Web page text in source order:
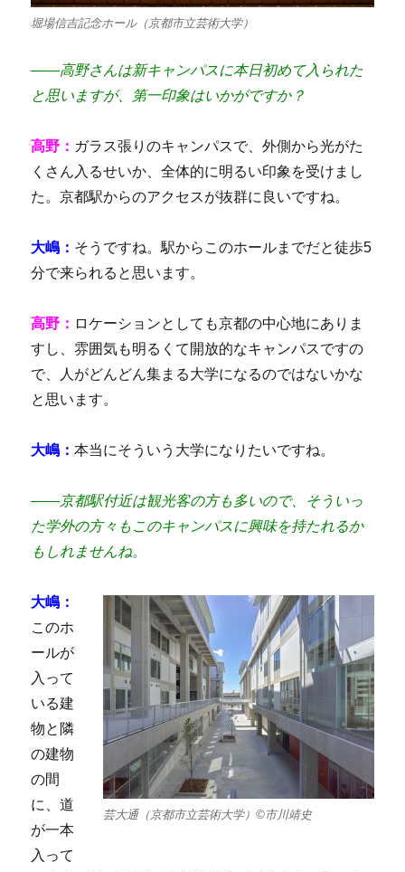
堀場信吉記念ホール（京都市立芸術大学）
――高野さんは新キャンパスに本日初めて入られた
と思いますが、第一印象はいかがですか？
高野： ガラス張りのキャンパスで、外側から光がた
くさん入るせいか、全体的に明るい印象を受けまし
た。京都駅からのアクセスが抜群に良いですね。
大嶋： そうですね。駅からこのホールまでだと徒歩5
分で来られると思います。
高野： ロケーションとしても京都の中心地にありま
すし、雰囲気も明るくて開放的なキャンパスですの
で、人がどんどん集まる大学になるのではないかな
と思います。
大嶋：本当にそういう大学になりたいですね。
――京都駅付近は観光客の方も多いので、そういっ
た学外の方々もこのキャンパスに興味を持たれるか
もしれませんね。
芸大通（京都市立芸術大学）©市川靖史
大嶋：
このホ
ールが
入って
いる建
物と隣
の建物
の間
に、道
が一本
入って